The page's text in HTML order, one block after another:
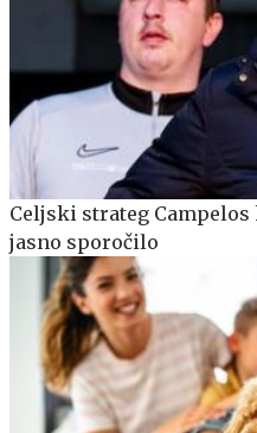
Celjski strateg
jasno sporočilo